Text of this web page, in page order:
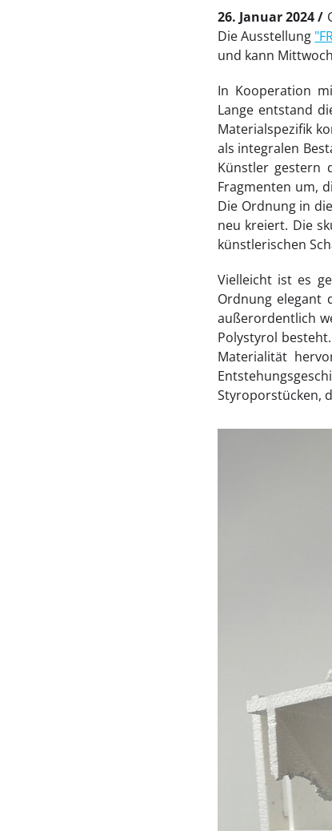
26. Januar 2024
Die Ausstellung
und kann
In Kooperation
Lange entstand
Materialspezifik
als integralen
Künstler gestern
Fragmenten um,
Die Ordnung in
neu kreiert. Die
künstlerischen
Vielleicht ist es
Ordnung elegant
außerordentlich
Polystyrol
Materialität
Styroporstücken,